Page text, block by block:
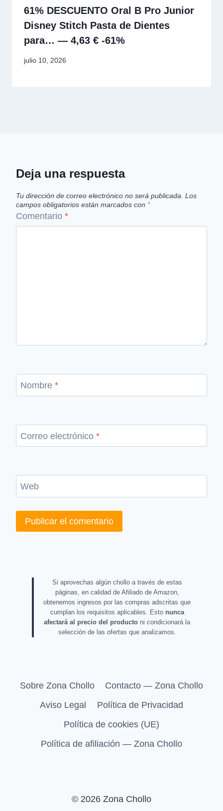
61% DESCUENTO Oral B Pro Junior
Disney Stitch Pasta de Dientes
para… — 4,63 € -61%
julio 10, 2026
Deja una respuesta
Tu dirección de correo electrónico no será publicada. Los
campos obligatorios están marcados con *
Comentario *
Nombre *
Correo electrónico *
Web
Si aprovechas algún chollo a través de estas
páginas, en calidad de Afiliado de Amazon,
obtenemos ingresos por las compras adscritas que
cumplan los requisitos aplicables. Esto nunca
afectará al precio del producto ni condicionará la
selección de las ofertas que analizamos.
Sobre Zona Chollo
Contacto — Zona Chollo
Aviso Legal
Política de Privacidad
Política de cookies (UE)
Política de afiliación — Zona Chollo
© 2026 Zona Chollo